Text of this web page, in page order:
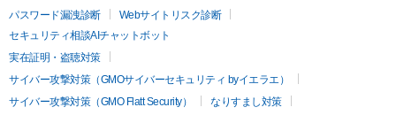
パスワード漏洩診断
Webサイトリスク診断
セキュリティ相談AIチャットボット
実在証明・盗聴対策
サイバー攻撃対策（GMOサイバーセキュリティ byイエラエ）
サイバー攻撃対策（GMO Flatt Security）
なりすまし対策